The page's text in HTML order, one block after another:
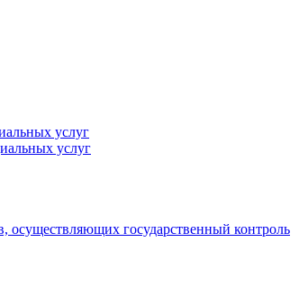
услуг
услуг
государственный контроль